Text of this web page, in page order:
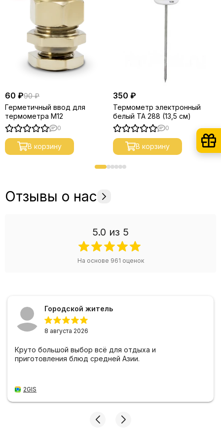
60 ₽90 ₽
Герметичный ввод для
термометра М12
0
В корзину
350 ₽
Термометр электронный
белый ТА 288 (13,5 см)
0
В корзину
Отзывы о нас
5.0 из 5
На основе 961 оценок
Городской житель
8 августа 2026
Круто большой выбор всё для отдыха и
приготовления блюд средней Азии.
2GIS